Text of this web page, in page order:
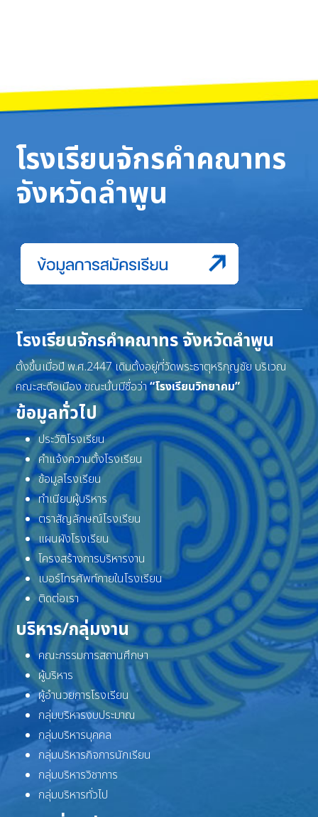
โรงเรียนจักรคำคณาทร
จังหวัดลำพูน
โรงเรียนจักรคำคณาทร จังหวัดลำพูน
ตั้งขึ้นเมื่อปี พ.ศ.2447 เดิมตั้งอยู่ที่วัดพระธาตุหริภุญชัย บริเวณ
คณะสะดือเมือง ขณะนั้นมีชื่อว่า“โรงเรียนวิทยาคม”
ข้อมูลทั่วไป
ประวัติโรงเรียน
คำแจ้งความตั้งโรงเรียน
ข้อมูลโรงเรียน
ทำเนียบผู้บริหาร
ตราสัญลักษณ์โรงเรียน
แผนผังโรงเรียน
โครงสร้างการบริหารงาน
เบอร์โทรศัพท์ภายในโรงเรียน
ติดต่อเรา
บริหาร/กลุ่มงาน
คณะกรรมการสถานศึกษา
ผู้บริหาร
ผู้อำนวยการโรงเรียน
กลุ่มบริหารงบประมาณ
กลุ่มบริหารบุคคล
กลุ่มบริหารกิจการนักเรียน
กลุ่มบริหารวิชาการ
กลุ่มบริหารทั่วไป